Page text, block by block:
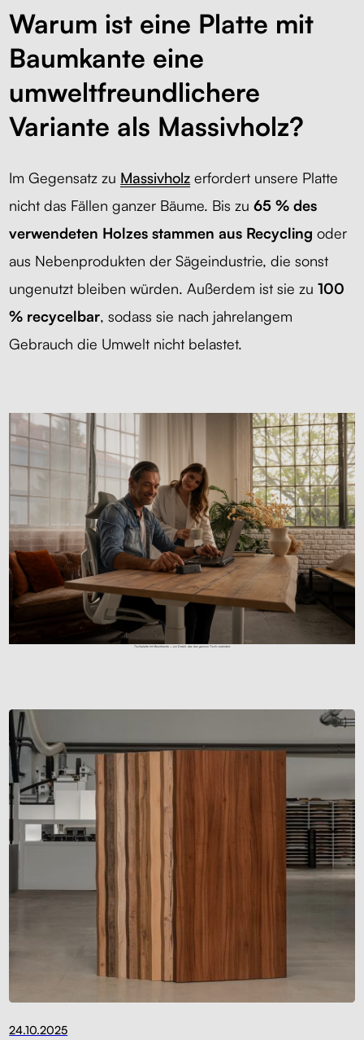
Warum ist eine Platte mit
Baumkante eine
umweltfreundlichere
Variante als Massivholz?
Im Gegensatz zu Massivholz erfordert unsere Platte
nicht das Fällen ganzer Bäume. Bis zu65 % des
verwendeten Holzes stammen aus Recycling oder
aus Nebenprodukten der Sägeindustrie, die sonst
ungenutzt bleiben würden. Außerdem ist sie zu100
% recycelbar, sodass sie nach jahrelangem
Gebrauch die Umwelt nicht belastet.
Tischplatte mit Baumkante – ein Detail, das den ganzen Tisch verändert.
24.10.2025